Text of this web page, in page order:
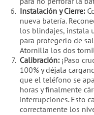
Instalación y Cierre:
nueva batería.
los blindajes, instala
para protegerlo de
Atornilla los dos
Calibración: ¡Paso
100% y déjala
que el teléfono se
horas y finalmente
interrupciones. Esto
correctamente los